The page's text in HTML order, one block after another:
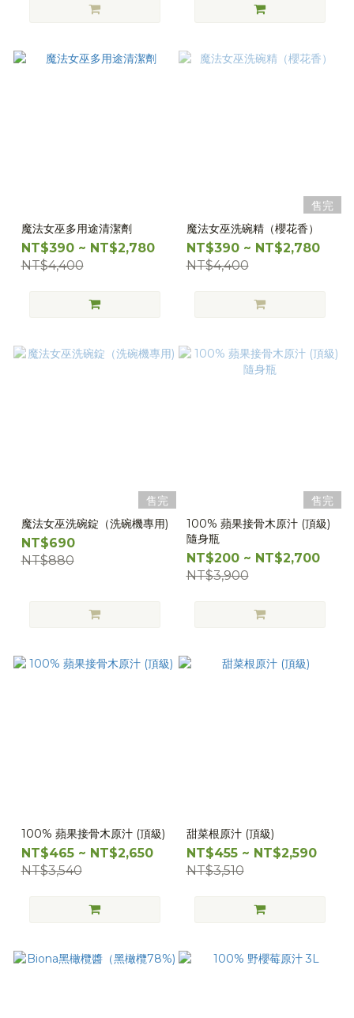
魔法女巫多用途清潔劑
NT$390 ~ NT$2,780
NT$4,400
售完
魔法女巫洗碗精（櫻花香）
NT$390 ~ NT$2,780
NT$4,400
售完
魔法女巫洗碗錠（洗碗機專用)
NT$690
NT$880
售完
100% 蘋果接骨木原汁 (頂級)
隨身瓶
NT$200 ~ NT$2,700
NT$3,900
100% 蘋果接骨木原汁 (頂級)
NT$465 ~ NT$2,650
NT$3,540
甜菜根原汁 (頂級)
NT$455 ~ NT$2,590
NT$3,510